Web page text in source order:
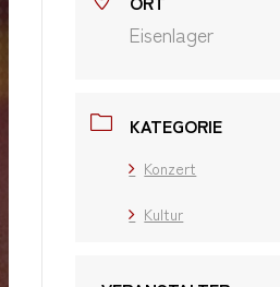
Eisenlager
KATEGORIE
Konzert
Kultur